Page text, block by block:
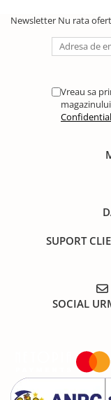
Newsletter Nu rata
Vreau sa
SUPORT
SOCIAL